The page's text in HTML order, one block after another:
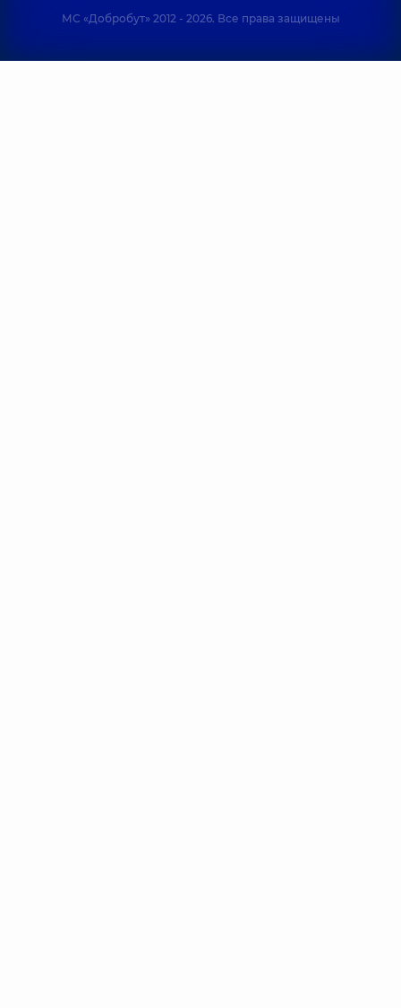
МС «Добробут» 2012 - 2026. Все права защищены